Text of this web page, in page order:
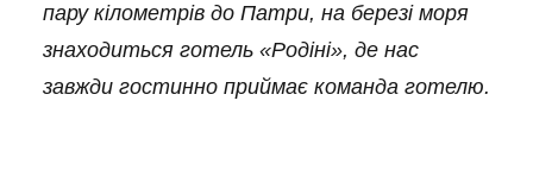
пару кілометрів до Патри, на березі моря
знаходиться готель «Родіні», де нас
завжди гостинно приймає команда готелю.